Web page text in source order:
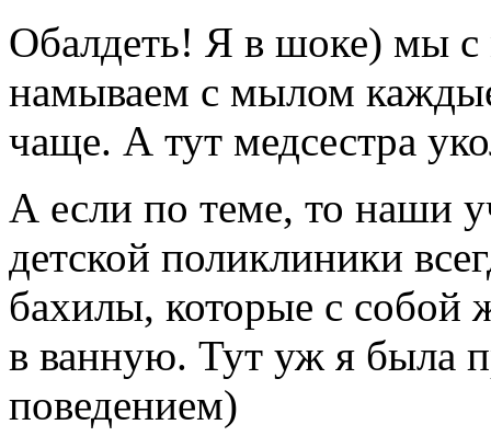
Обалдеть! Я в шоке) мы с
намываем с мылом
чаще. А тут медсестра
А если по теме, то наши
детской поликлиники
бахилы, которые с собой
в ванную. Тут уж я была
поведением)